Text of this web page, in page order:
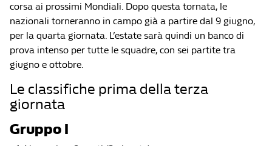
corsa ai prossimi Mondiali. Dopo questa tornata, le
nazionali torneranno in campo già a partire dal 9 giugno,
per la quarta giornata. L’estate sarà quindi un banco di
prova intenso per tutte le squadre, con sei partite tra
giugno e ottobre.
Le classifiche prima della terza
giornata
Gruppo I